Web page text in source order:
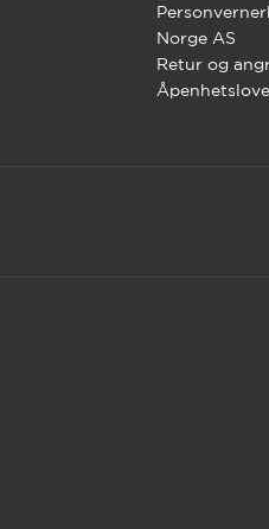
Norge AS
Retur og